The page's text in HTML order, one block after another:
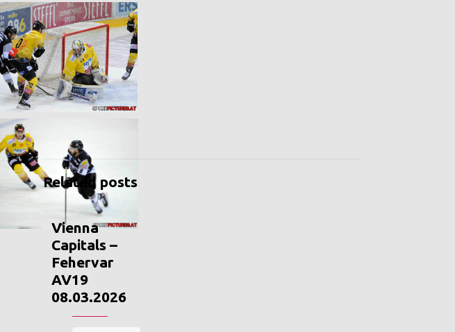
Related posts
Vienna
Capitals –
Fehervar
AV19
08.03.2026